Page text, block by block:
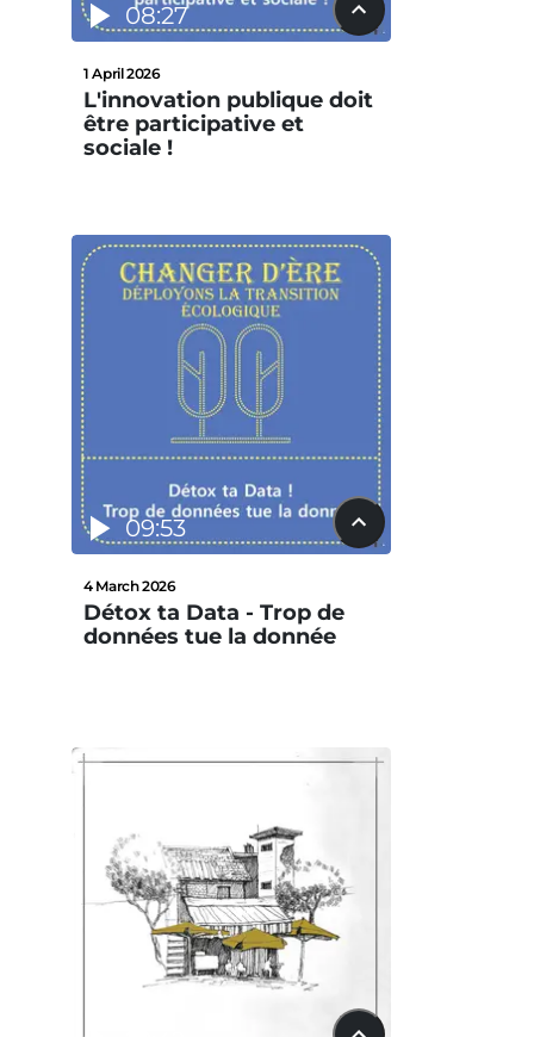
08:27
1 April 2026
L'innovation publique doit
être participative et
sociale !
09:53
4 March 2026
Détox ta Data - Trop de
données tue la donnée